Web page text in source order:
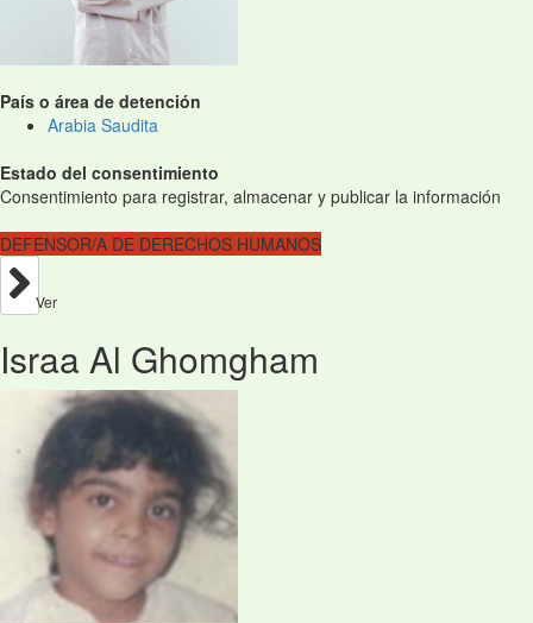
País o área de detención
Arabia Saudita
Estado del consentimiento
Consentimiento para registrar, almacenar y publicar la información
DEFENSOR/A DE DERECHOS HUMANOS
Ver
Israa Al Ghomgham